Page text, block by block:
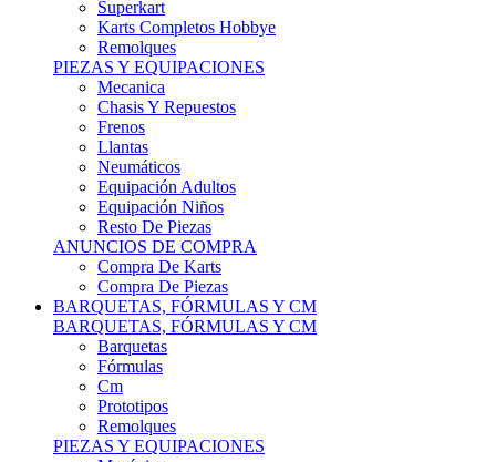
BARQUETAS, FÓRMULAS Y CM
Barquetas
Fórmulas
Cm
Prototipos
Remolques
PIEZAS Y EQUIPACIONES
Mecánica
Electrónica
Chasis Y Carrocería
Suspensiones
Frenos
Llantas
Neumáticos
Resto De Piezas
ANUNCIOS DE COMPRA
Compra Vehículos
Compra De Piezas
CARCROSS Y FÓRMULAS
CARCROSS Y FORMULAS TT
Carcross
Formulas Tt Autocross